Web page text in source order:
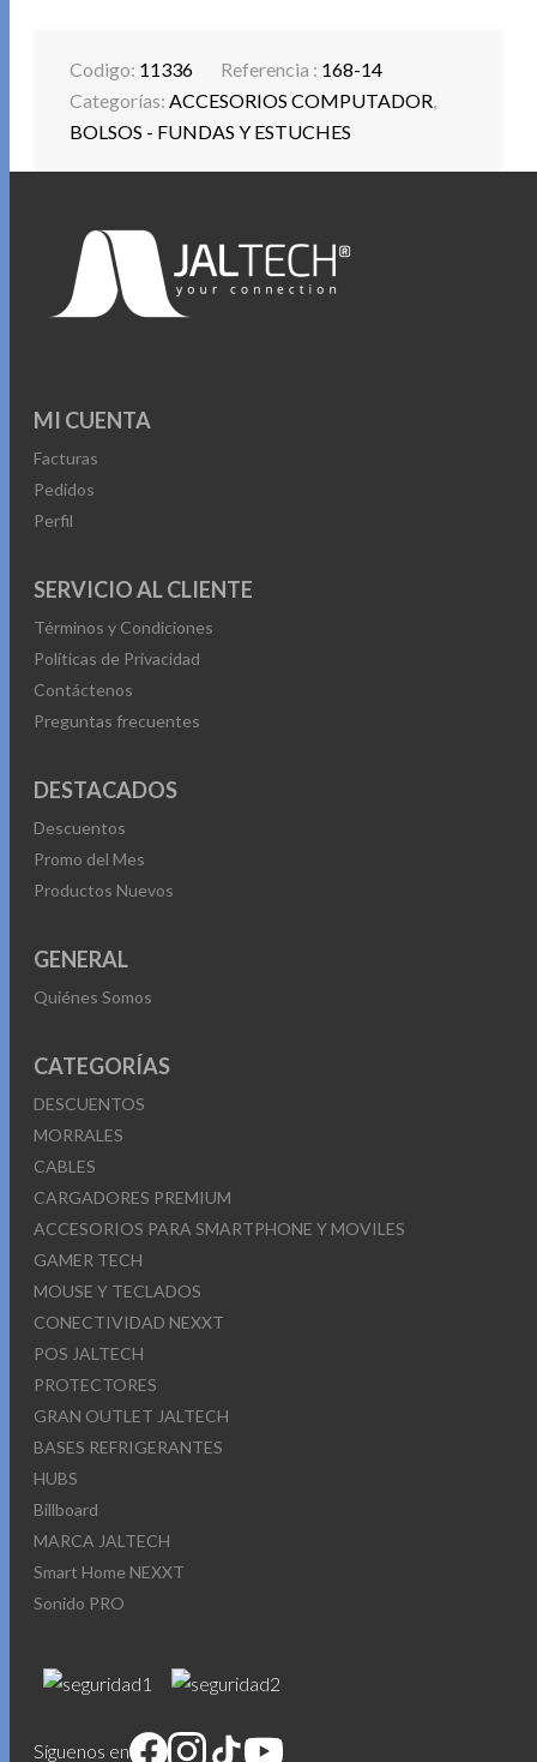
Codigo: 11336 Referencia : 168-14
Categorías:ACCESORIOS COMPUTADOR,
BOLSOS - FUNDAS Y ESTUCHES
MI CUENTA
Facturas
Pedidos
Perfil
SERVICIO AL CLIENTE
Términos y Condiciones
Políticas de Privacidad
Contáctenos
Preguntas frecuentes
DESTACADOS
Descuentos
Promo del Mes
Productos Nuevos
GENERAL
Quiénes Somos
CATEGORÍAS
DESCUENTOS
MORRALES
CABLES
CARGADORES PREMIUM
ACCESORIOS PARA SMARTPHONE Y MOVILES
GAMER TECH
MOUSE Y TECLADOS
CONECTIVIDAD NEXXT
POS JALTECH
PROTECTORES
GRAN OUTLET JALTECH
BASES REFRIGERANTES
HUBS
Billboard
MARCA JALTECH
Smart Home NEXXT
Sonido PRO
Síguenos en